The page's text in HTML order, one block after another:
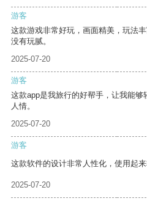
游客
这款游戏非常好玩，画面精美，玩法
没有玩腻。
2025-07-20
游客
这款app是我旅行的好帮手，让我能
人情。
2025-07-20
游客
这款软件的设计非常人性化，使用起来
2025-07-20